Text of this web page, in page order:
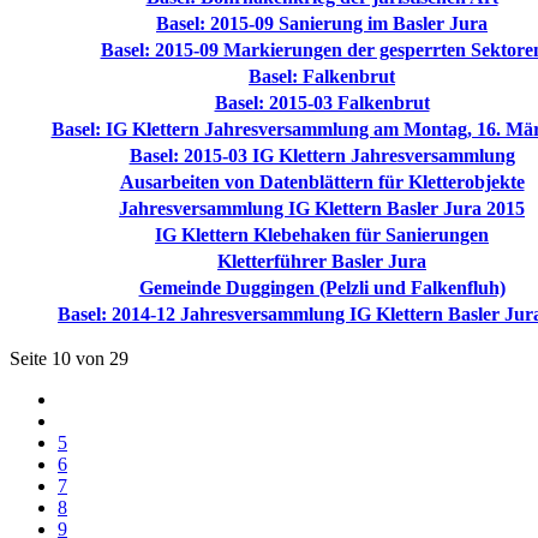
Basel: 2015-09 Sanierung im Basler Jura
Basel: 2015-09 Markierungen der gesperrten
Basel: Falkenbrut
Basel: 2015-03 Falkenbrut
Basel: IG Klettern Jahresversammlung am Montag, 16.
Basel: 2015-03 IG Klettern Jahresversammlung
Ausarbeiten von Datenblättern für Kletterobjekte
Jahresversammlung IG Klettern Basler Jura 2015
IG Klettern Klebehaken für Sanierungen
Kletterführer Basler Jura
Gemeinde Duggingen (Pelzli und Falkenfluh)
Basel: 2014-12 Jahresversammlung IG Klettern Basler
Seite 10 von 29
5
6
7
8
9